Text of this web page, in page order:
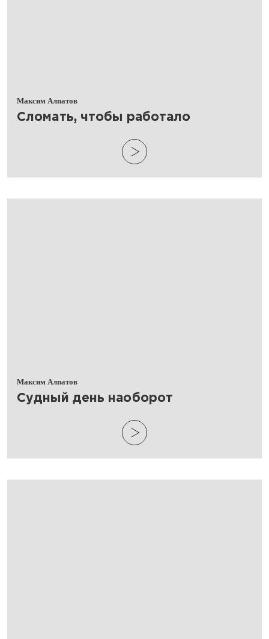
Максим Алпатов
​Сломать, чтобы работало
Максим Алпатов
​Судный день наоборот